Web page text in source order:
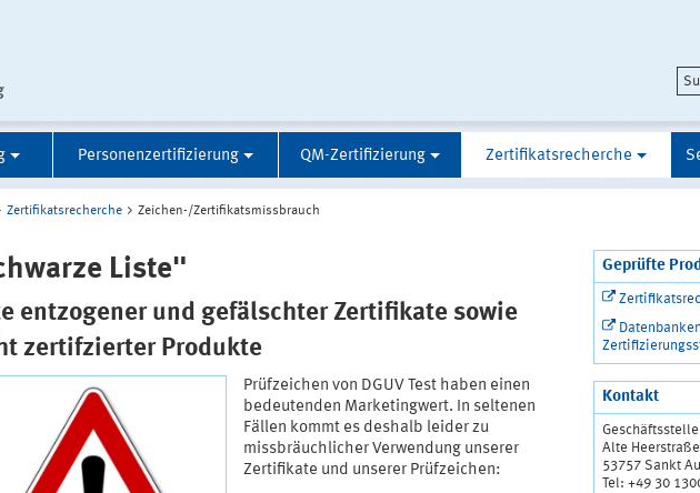
Personenzertifizierung QM-Zertifizierung Zertifikatsrecherche
Zertifikatsrecherche Zeichen-/Zertifikatsmissbrauch
Liste"
entzogener und gefälschter Zertifikate sowie
zertifzierter Produkte
Prüfzeichen von DGUV Test haben einen
bedeutenden Marketingwert. In seltenen
Fällen kommt es deshalb leider zu
missbräuchlicher Verwendung unserer
Zertifikate und unserer Prüfzeichen:
Geprüfte
Kontakt
Geschäftsstelle
Alte
53757 Sankt
Tel: +49 30